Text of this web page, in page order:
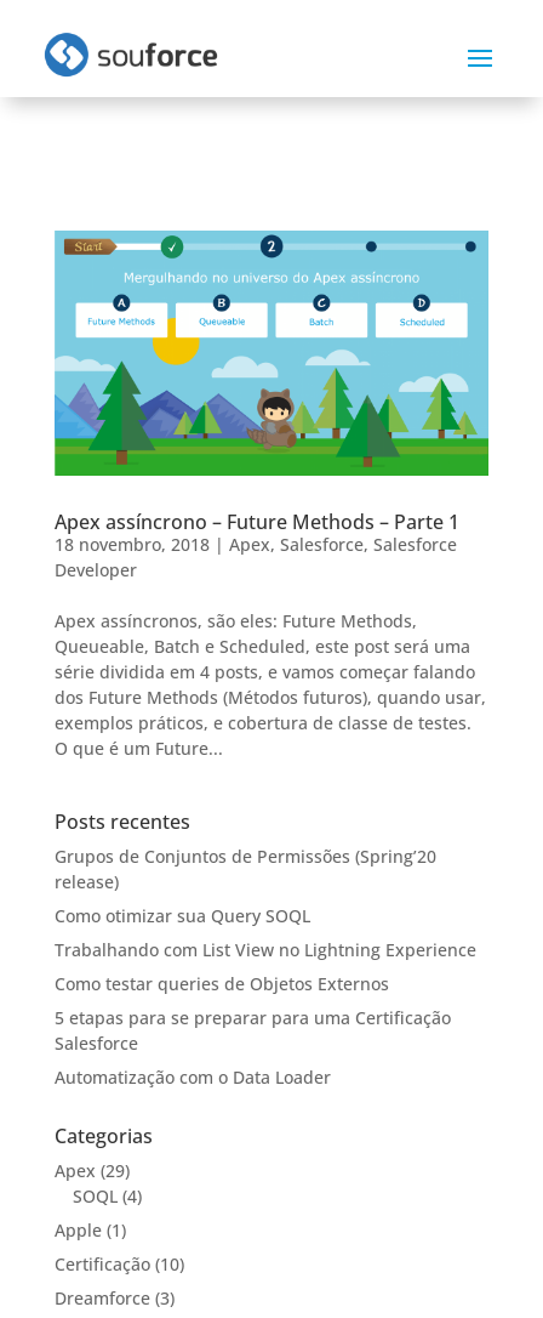
Apex assíncrono – Future Methods – Parte 1
18 novembro, 2018| Apex, Salesforce, Salesforce
Developer
Apex assíncronos, são eles: Future Methods,
Queueable, Batch e Scheduled, este post será uma
série dividida em 4 posts, e vamos começar falando
dos Future Methods (Métodos futuros), quando usar,
exemplos práticos, e cobertura de classe de testes.
O que é um Future...
Posts recentes
Grupos de Conjuntos de Permissões (Spring’20
release)
Como otimizar sua Query SOQL
Trabalhando com List View no Lightning Experience
Como testar queries de Objetos Externos
5 etapas para se preparar para uma Certificação
Salesforce
Automatização com o Data Loader
Categorias
Apex (29)
SOQL(4)
Apple(1)
Certificação(10)
Dreamforce(3)